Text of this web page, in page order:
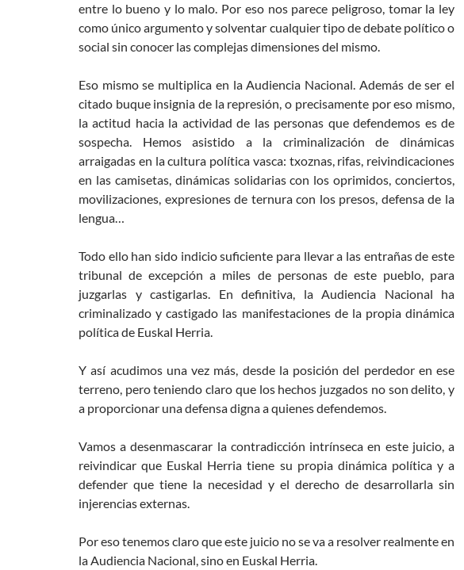
entre lo bueno y lo malo. Por eso nos parece peligroso, tomar la ley
como único argumento y solventar cualquier tipo de debate político o
social sin conocer las complejas dimensiones del mismo.
Eso mismo se multiplica en la Audiencia Nacional. Además de ser el
citado buque insignia de la represión, o precisamente por eso mismo,
la actitud hacia la actividad de las personas que defendemos es de
sospecha. Hemos asistido a la criminalización de dinámicas
arraigadas en la cultura política vasca: txoznas, rifas, reivindicaciones
en las camisetas, dinámicas solidarias con los oprimidos, conciertos,
movilizaciones, expresiones de ternura con los presos, defensa de la
lengua…
Todo ello han sido indicio suficiente para llevar a las entrañas de este
tribunal de excepción a miles de personas de este pueblo, para
juzgarlas y castigarlas. En definitiva, la Audiencia Nacional ha
criminalizado y castigado las manifestaciones de la propia dinámica
política de Euskal Herria.
Y así acudimos una vez más, desde la posición del perdedor en ese
terreno, pero teniendo claro que los hechos juzgados no son delito, y
a proporcionar una defensa digna a quienes defendemos.
Vamos a desenmascarar la contradicción intrínseca en este juicio, a
reivindicar que Euskal Herria tiene su propia dinámica política y a
defender que tiene la necesidad y el derecho de desarrollarla sin
injerencias externas.
Por eso tenemos claro que este juicio no se va a resolver realmente en
la Audiencia Nacional, sino en Euskal Herria.